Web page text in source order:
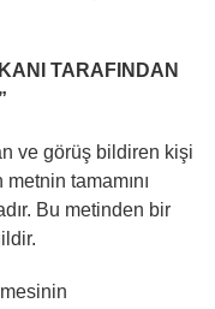
TARAFINDAN
ve görüş bildiren kişi
tamamını
Bu metinden bir